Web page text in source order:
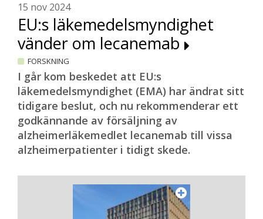
15 nov 2024
EU:s läkemedelsmyndighet
vänder om lecanemab
FORSKNING
I går kom beskedet att EU:s
läkemedelsmyndighet (EMA) har ändrat sitt
tidigare beslut, och nu rekommenderar ett
godkännande av försäljning av
alzheimerläkemedlet lecanemab till vissa
alzheimerpatienter i tidigt skede.